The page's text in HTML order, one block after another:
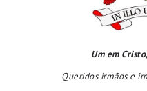
Um em
Queridos irmãos e